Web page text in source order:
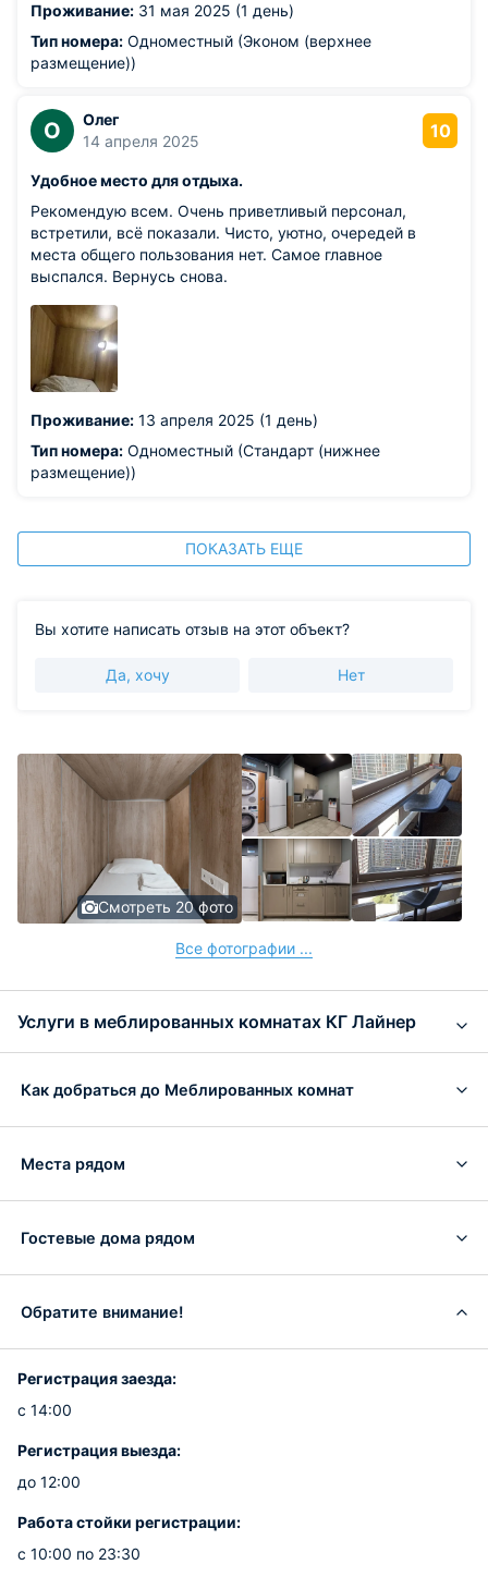
Проживание: 31 мая 2025 (1 день)
Тип номера: Одноместный (Эконом (верхнее
размещение))
О
Олег
14 апреля 2025
10
Удобное место для отдыха.
Рекомендую всем. Очень приветливый персонал,
встретили, всё показали. Чисто, уютно, очередей в
места общего пользования нет. Самое главное
выспался. Вернусь снова.
Проживание: 13 апреля 2025 (1 день)
Тип номера: Одноместный (Стандарт (нижнее
размещение))
ПОКАЗАТЬ ЕЩЕ
Вы хотите написать отзыв на этот объект?
Да, хочу Нет
Смотреть 20 фото
Все фотографии ...
Услуги в меблированных комнатах КГ Лайнер
Как добраться до Меблированных комнат
Места рядом
Гостевые дома рядом
Обратите внимание!
Регистрация заезда:
с 14:00
Регистрация выезда:
до 12:00
Работа стойки регистрации:
с 10:00 по 23:30